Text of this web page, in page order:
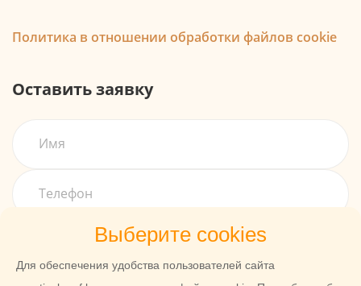
Выберите cookies
Для обеспечения удобства пользователей сайта
Оставить заявку
Политика в отношении обработки файлов cookie